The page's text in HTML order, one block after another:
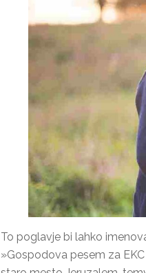
To poglavje bi lahko
»Gospodova pesem za